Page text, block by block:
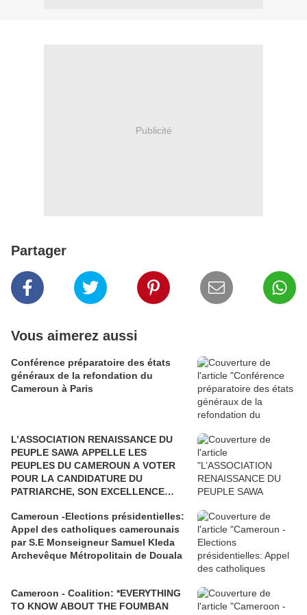
Publicité
Partager
Vous aimerez aussi
Conférence préparatoire des états
généraux de la refondation du
Cameroun à Paris
L’ASSOCIATION RENAISSANCE DU
PEUPLE SAWA APPELLE LES
PEUPLES DU CAMEROUN A VOTER
POUR LA CANDIDATURE DU
PATRIARCHE, SON EXCELLENCE
Cameroun -Elections présidentielles:
Appel des catholiques camerounais
par S.E Monseigneur Samuel Kleda
Archevêque Métropolitain de Douala
Cameroon - Coalition: *EVERYTHING
TO KNOW ABOUT THE FOUMBAN